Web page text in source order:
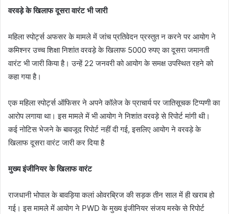
वरवड़े के खिलाफ दूसरा वारंट भी जारी
महिला स्पोर्ट्स अफसर के मामले में जांच प्रतिवेदन प्रस्तुत न करने पर आयोग ने
कमिश्नर उच्च शिक्षा निशांत वरवड़े के खिलाफ 5000 रुपए का दूसरा जमानती
वारंट भी जारी किया है। उन्हें 22 जनवरी को आयोग के समक्ष उपस्थित रहने को
कहा गया है।
एक महिला स्पोर्ट्स ऑफिसर ने अपने कॉलेज के प्राचार्य पर जातिसूचक टिप्पणी का
आरोप लगाया था। इस मामले में भी आयोग ने निशांत वरवड़े से रिपोर्ट मांगी थी।
कई नोटिस भेजने के बावजूद रिपोर्ट नहीं दी गई, इसलिए आयोग ने वरवड़े के
खिलाफ दूसरा वारंट जारी कर दिया है
मुख्य इंजीनियर के खिलाफ वारंट
राजधानी भोपाल के बावड़िया कलां ओवरब्रिज की सड़क तीन साल में ही खराब हो
गई। इस मामले में आयोग ने PWD के मुख्य इंजीनियर संजय मस्के से रिपोर्ट